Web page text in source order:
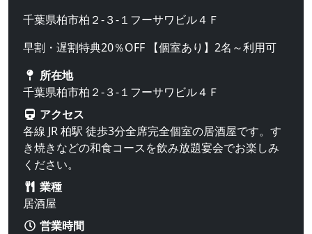
千葉県柏市柏２-３-１フーサワビル４Ｆ
早割・遅割特典20％OFF 【個室あり】2名～利用可
所在地
千葉県柏市柏２-３-１フーサワビル４Ｆ
アクセス
各線 JR 柏駅 徒歩3分全席完全個室の居酒屋です。す
き焼きなどの和食コースを飲み放題宴会でお楽しみ
ください。
業種
居酒屋
営業時間